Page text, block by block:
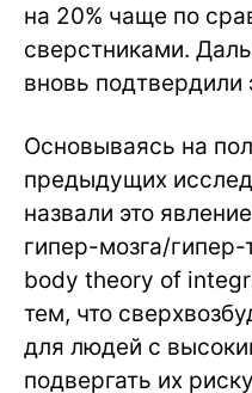
на 20% чаще по
сверстниками.
вновь подтвердили
Основываясь на
предыдущих
назвали это
гипер-мозга/
body theory of
тем, что
для людей с
подвергать их